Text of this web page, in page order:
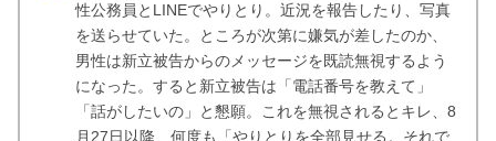
性公務員とLINEでやりとり。近況を報告したり、写真
を送らせていた。ところが次第に嫌気が差したのか、
男性は新立被告からのメッセージを既読無視するよう
になった。すると新立被告は「電話番号を教えて」
「話がしたいの」と懇願。これを無視されるとキレ、8
月27日以降、何度も「やりとりを全部見せる。それで